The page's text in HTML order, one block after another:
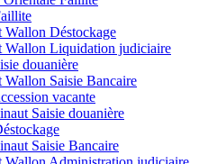
Wallon Déstockage
Wallon Liquidation judiciaire
douanière
Wallon Saisie Bancaire
vacante
Saisie douanière
Saisie Bancaire